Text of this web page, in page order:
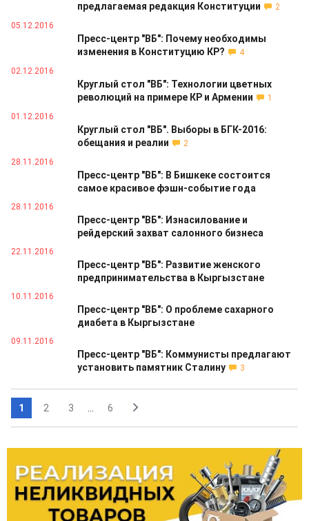
предлагаемая редакция Конституции
2
05.12.2016
Пресс-центр "ВБ": Почему необходимы
изменения в Конституцию КР?
4
02.12.2016
Круглый стол "ВБ": Технологии цветных
революций на примере КР и Армении
1
01.12.2016
Круглый стол "ВБ". Выборы в БГК-2016:
обещания и реалии
2
28.11.2016
Пресс-центр "ВБ": В Бишкеке состоится
самое красивое фэшн-событие года
28.11.2016
Пресс-центр "ВБ": Изнасилование и
рейдерский захват салонного бизнеса
22.11.2016
Пресс-центр "ВБ": Развитие женского
предпринимательства в Кыргызстане
10.11.2016
Пресс-центр "ВБ": О проблеме сахарного
диабета в Кыргызстане
09.11.2016
Пресс-центр "ВБ": Коммунисты предлагают
установить памятник Сталину
3
1 2 3 6